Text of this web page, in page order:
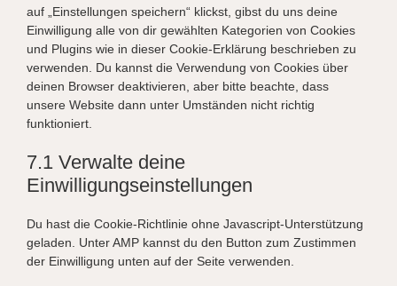
auf „Einstellungen speichern“ klickst, gibst du uns deine
Einwilligung alle von dir gewählten Kategorien von Cookies
und Plugins wie in dieser Cookie-Erklärung beschrieben zu
verwenden. Du kannst die Verwendung von Cookies über
deinen Browser deaktivieren, aber bitte beachte, dass
unsere Website dann unter Umständen nicht richtig
funktioniert.
7.1 Verwalte deine
Einwilligungseinstellungen
Du hast die Cookie-Richtlinie ohne Javascript-Unterstützung
geladen. Unter AMP kannst du den Button zum Zustimmen
der Einwilligung unten auf der Seite verwenden.